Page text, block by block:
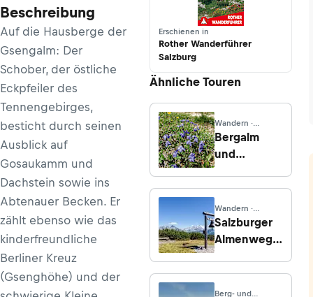
Beschreibung
Auf die Hausberge der
Gsengalm: Der
Schober, der östliche
Eckpfeiler des
Tennengebirges,
besticht durch seinen
Ausblick auf
Gosaukamm und
Dachstein sowie ins
Abtenauer Becken. Er
zählt ebenso wie das
kinderfreundliche
Berliner Kreuz
(Gsenghöhe) und der
Erschienen in
Rother Wanderführer
Salzburg
Ähnliche Touren
Wandern ·
Salzburg
Bergalm
und
Wandern ·
Salzburg
Salzburger
Almenweg -
Von
Neuberg
Berg- und